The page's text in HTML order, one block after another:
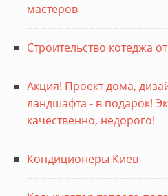
мастеров
Строительство котеджа
Акция! Проект дома,
ландшафта - в подарок!
качественно, недорого!
Кондиционеры Киев